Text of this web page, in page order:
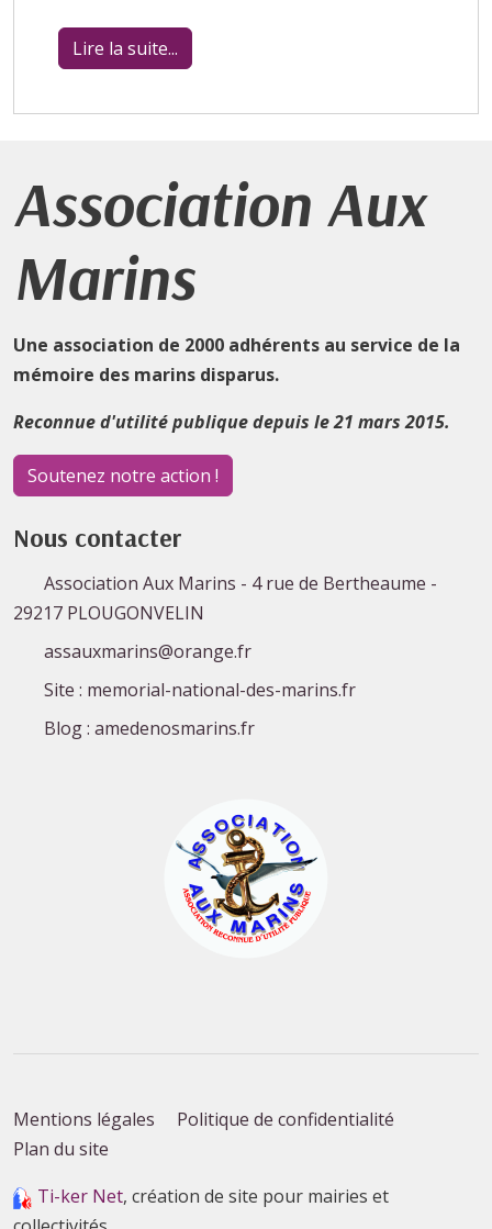
Lire la suite...
Association Aux
Marins
Une association de 2000 adhérents au service de la
mémoire des marins disparus.
Reconnue d'utilité publique depuis le 21 mars 2015.
Soutenez notre action !
Nous contacter
Association Aux Marins - 4 rue de Bertheaume -
29217 PLOUGONVELIN
assauxmarins@orange.fr
Site : memorial-national-des-marins.fr
Blog : amedenosmarins.fr
Mentions légales
Politique de confidentialité
Plan du site
Ti-ker Net, création de site pour mairies et